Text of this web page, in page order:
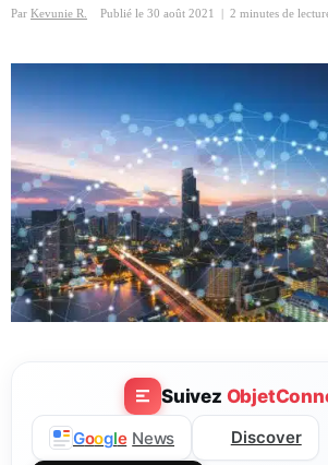
Par Kevunie R. Publié le 30 août 2021 2 minutes de
Suivez
Google News Discover